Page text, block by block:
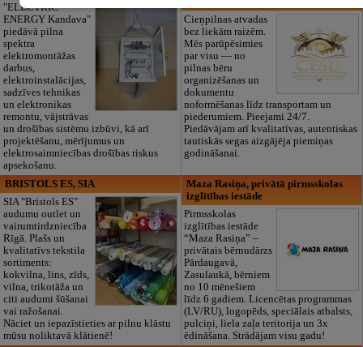
"ELECTRIC
ENERGY Kandava"
piedāvā pilna
spektra
elektromontāžas
darbus,
elektroinstalācijas,
sadzīves tehnikas
un elektronikas
remontu, vājstrāvas
un drošības sistēmu izbūvi, kā arī
projektēšanu, mērījumus un
elektrosaimniecības drošības riskus
apsekošanu.
Cieņpilnas atvadas
bez liekām raizēm.
Mēs parūpēsimies
par visu — no
pilnas bēru
organizēšanas un
dokumentu
noformēšanas līdz transportam un
piederumiem. Pieejami 24/7.
Piedāvājam arī kvalitatīvas, autentiskas
tautiskās segas aizgājēja piemiņas
godināšanai.
BRISTOLS ES, SIA
SIA "Bristols ES"
audumu outlet un
vairumtirdzniecība
Rīgā. Plašs un
kvalitatīvs tekstila
sortiments:
kokvilna, lins, zīds,
vilna, trikotāža un
citi audumi šūšanai
vai ražošanai.
Nāciet un iepazīstieties ar pilnu klāstu
mūsu noliktavā klātienē!
Maza Rasiņa, privātā pirmsskolas
izglītības iestāde
Pirmsskolas
izglītības iestāde
“Maza Rasiņa” –
privātais bērnudārzs
Pārdaugavā,
Zasulaukā, bērniem
no 10 mēnešiem
līdz 6 gadiem. Licencētas programmas
(LV/RU), logopēds, speciālais atbalsts,
pulciņi, liela zaļa teritorija un 3x
ēdināšana. Strādājam visu gadu!